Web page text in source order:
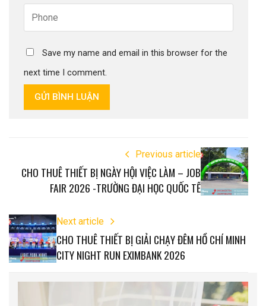
Save my name and email in this browser for the
next time I comment.
GỬI BÌNH LUẬN
Previous article
CHO THUÊ THIẾT BỊ NGÀY HỘI VIỆC LÀM – JOB
FAIR 2026 -TRƯỜNG ĐẠI HỌC QUỐC TẾ
Next article
CHO THUÊ THIẾT BỊ GIẢI CHẠY ĐÊM HỒ CHÍ MINH
CITY NIGHT RUN EXIMBANK 2026